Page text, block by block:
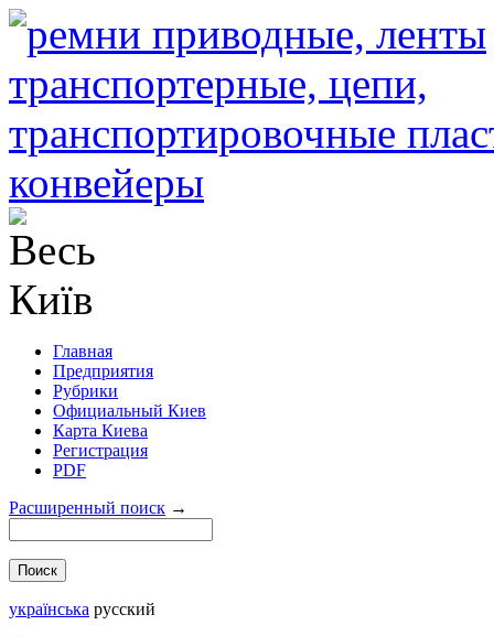
Главная
Предприятия
Рубрики
Официальный Киев
Карта Киева
Регистрация
PDF
Расширенный поиск →
українська русский